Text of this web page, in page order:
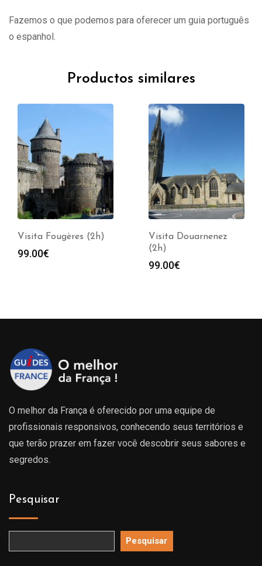
Fazemos o que podemos para oferecer um guia português
o espanhol.
Productos similares
Visita Fougères (2h)
99.00€
Visita Douarnenez
(2h)
99.00€
O melhor da França é oferecido por uma equipe de
profissionais responsivos, conhecendo seus territórios e
que terão prazer em fazer você descobrir seus sabores e
segredos.
Pesquisar
Pesquisar